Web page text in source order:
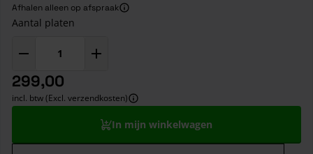
Afhalen alleen op afspraak
Aantal platen
299,00
incl. btw (Excl. verzendkosten)
In mijn winkelwagen